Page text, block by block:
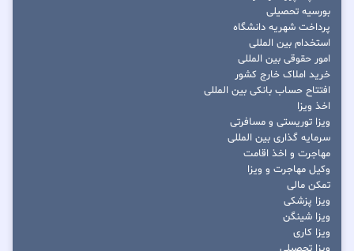
بورسیه تحصیلی
پرداخت شهریه دانشگاه
استخدام بین المللی
امور حقوقی بین المللی
خرید املاک خارج کشور
افتتاح حساب بانکی بین المللی
اخذ ویزا
ویزا توریستی و مسافرتی
سرمایه گذاری بین المللی
مهاجرت و اخذ اقامت
وکیل مهاجرت و ویزا
تمکن مالی
ویزا پزشکی
ویزا شینگن
ویزا کاری